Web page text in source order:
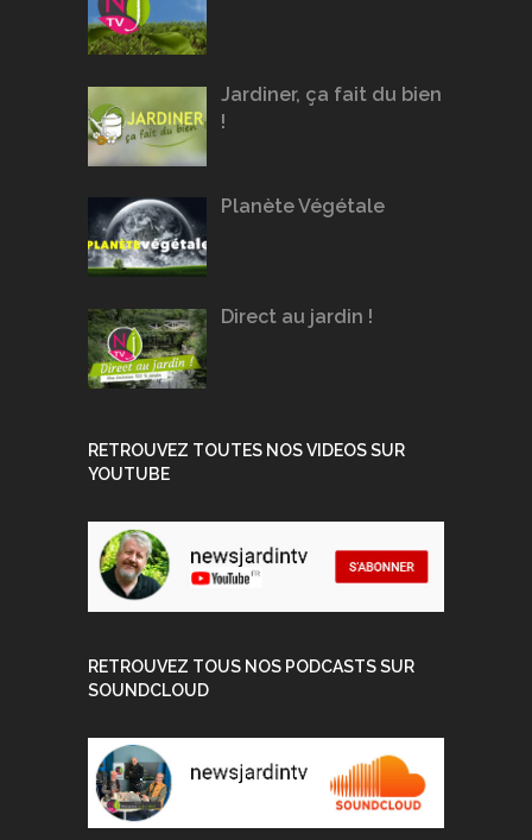
Jardiner, ça fait du bien
!
Planète Végétale
Direct au jardin !
RETROUVEZ TOUTES NOS VIDEOS SUR
YOUTUBE
RETROUVEZ TOUS NOS PODCASTS SUR
SOUNDCLOUD